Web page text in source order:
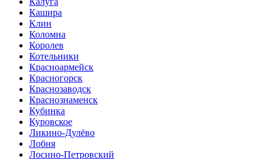
Кашира
Клин
Коломна
Королев
Котельники
Красноармейск
Красногорск
Краснозаводск
Краснознаменск
Кубинка
Куровское
Ликино-Дулёво
Лобня
Лосино-Петровский